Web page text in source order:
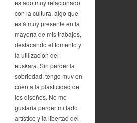
estado muy relacionado
con la cultura, algo que
está muy presente en la
mayoría de mis trabajos,
destacando el fomento y
la utilización del
euskara. Sin perder la
sobriedad, tengo muy en
cuenta la plasticidad de
los diseños. No me
gustaría perder mi lado
artístico y la libertad del